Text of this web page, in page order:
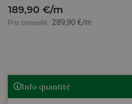
189,90 €/m
Prix conseillé : 289,90 €/m
Info quantité